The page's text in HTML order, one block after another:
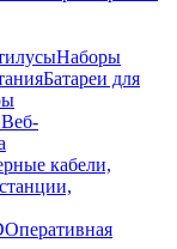
Наборы
Батареи для
Веб-
кабели,
Оперативная